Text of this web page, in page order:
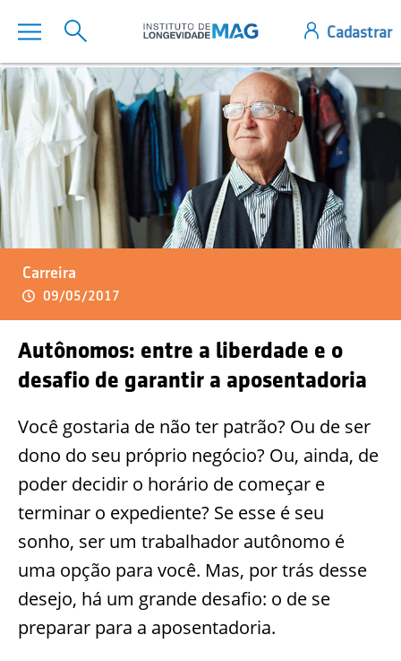
Carreira
09/05/2017
Autônomos: entre a liberdade e o
desafio de garantir a aposentadoria
Você gostaria de não ter patrão? Ou de ser
dono do seu próprio negócio? Ou, ainda, de
poder decidir o horário de começar e
terminar o expediente? Se esse é seu
sonho, ser um trabalhador autônomo é
uma opção para você. Mas, por trás desse
desejo, há um grande desafio: o de se
preparar para a aposentadoria.